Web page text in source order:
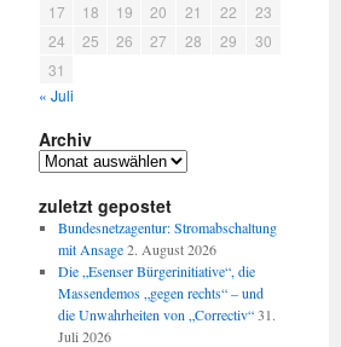
17
18 19 20 21 22
23
24
25 26 27 28 29
30
31
« Juli
Archiv
Archiv
zuletzt gepostet
Bundesnetzagentur: Stromabschaltung
mit Ansage 2. August 2026
Die „Esenser Bürgerinitiative“, die
Massendemos „gegen rechts“ – und
die Unwahrheiten von „Correctiv“ 31.
Juli 2026